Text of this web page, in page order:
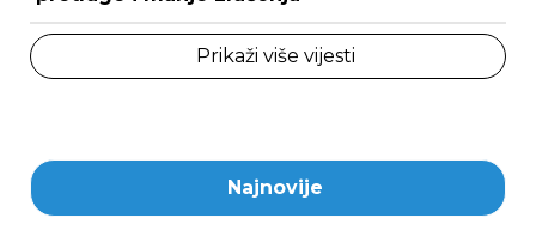
Prikaži više vijesti
Najnovije